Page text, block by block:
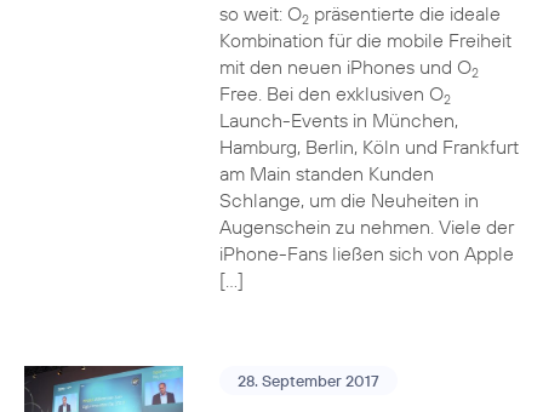
so weit: O2präsentierte die ideale
Kombination für die mobile Freiheit
mit den neuen iPhones und O2
Free. Bei den exklusiven O2
Launch-Events in München,
Hamburg, Berlin, Köln und Frankfurt
am Main standen Kunden
Schlange, um die Neuheiten in
Augenschein zu nehmen. Viele der
iPhone-Fans ließen sich von Apple
[…]
28. September 2017